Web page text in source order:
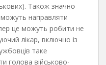
Також значно
можуть направляти
це можуть робити не
лікар, включно із
таке
голова військово-